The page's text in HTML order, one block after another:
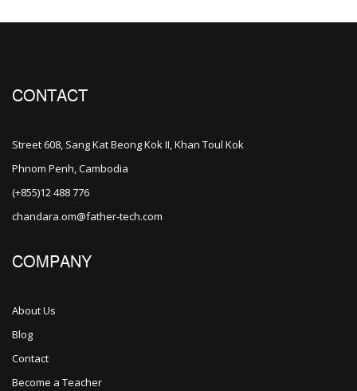
CONTACT
Street 608, Sang Kat Beong Kok II, Khan Toul Kok
Phnom Penh, Cambodia
(+855)12 488 776
chandara.om@father-tech.com
COMPANY
About Us
Blog
Contact
Become a Teacher